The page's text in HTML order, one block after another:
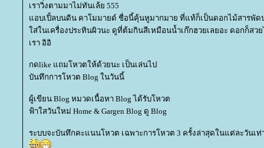
เราวิ่งตามมาไม่ทันเล้ย 555
อบเปิ้ลบนดิน คาโมมายด์ ชื่อนี้คุ้นหูมากมาย ที่แท้ก็เป็นดอกไม้สารพัด
ส่ในเครื่องประทินผิวนะ ดูที่ต้มกินสีเหมือนน้ำเก๊กฮวยเลยอะ ดอกก็สว
เรา อิอิ
กดlike แถมโหวตให้ด้วยนะ เป็นเล่นไป
บันทึกการโหวต Blog ในวันนี้
ผู้เขียน Blog หมวดเนื้อหา Blog ได้รับโหวต
ฟ้าใสวันใหม่ Home & Gargen Blog ดู Blog
ระบบจะบันทึกคะแนนโหวต เฉพาะการโหวต 3 ครั้งล่าสุดในแต่ละวันเ